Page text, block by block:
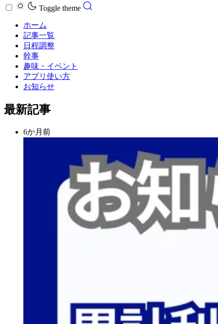
Toggle theme
ホーム
記事一覧
日程調整
幹事
趣味・イベント
アプリ使い方
お知らせ
最新記事